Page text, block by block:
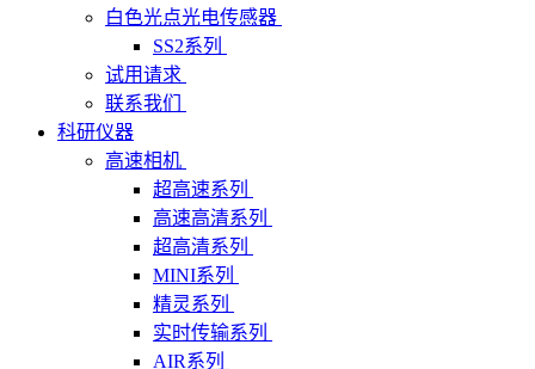
白色光点光电传感器
SS2系列
试用请求
联系我们
科研仪器
高速相机
超高速系列
高速高清系列
超高清系列
MINI系列
精灵系列
实时传输系列
AIR系列